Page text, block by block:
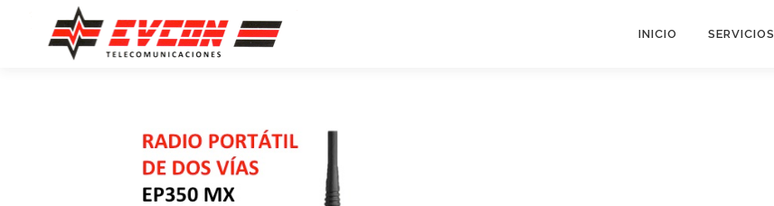
Saltar al contenido
INICIO SERVICIOS